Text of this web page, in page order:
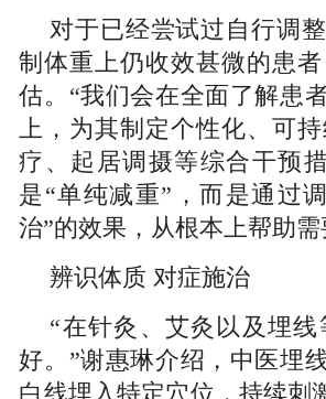
对于已经尝试过自行调
制体重上仍收效甚微的患
估。“我们会在全面了解患
上，为其制定个性化、可
疗、起居调摄等综合干预
是“单纯减重”，而是通过
治”的效果，从根本上帮助
辨识体质 对症施治
“在针灸、艾灸以及埋
好。”谢惠琳介绍，中医埋
白线埋入特定穴位，持续刺